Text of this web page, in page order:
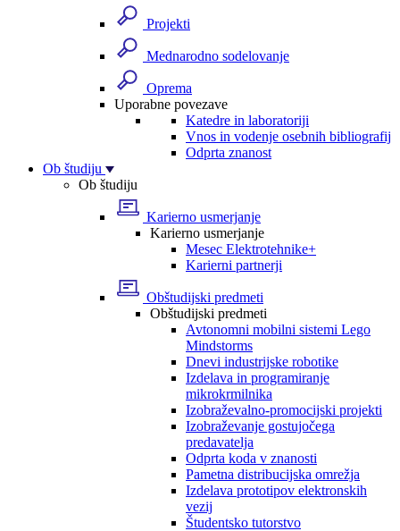
Projekti
Mednarodno sodelovanje
Oprema
Uporabne povezave
Katedre in laboratoriji
Vnos in vodenje osebnih bibliografij
Odprta znanost
Ob študiju
Ob študiju
Karierno usmerjanje
Karierno usmerjanje
Mesec Elektrotehnike+
Karierni partnerji
Obštudijski predmeti
Obštudijski predmeti
Avtonomni mobilni sistemi Lego
Mindstorms
Dnevi industrijske robotike
Izdelava in programiranje
mikrokrmilnika
Izobraževalno-promocijski projekti
Izobraževanje gostujočega
predavatelja
Odprta koda v znanosti
Pametna distribucijska omrežja
Izdelava prototipov elektronskih
vezij
Študentsko tutorstvo